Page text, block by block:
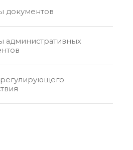
документов
административных